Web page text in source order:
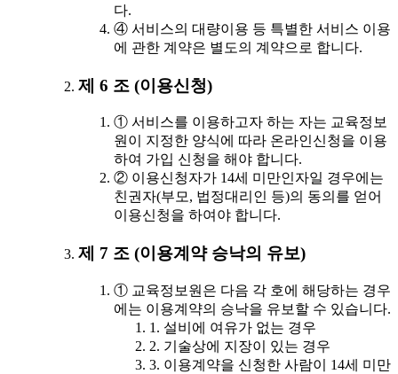
다.
④ 서비스의 대량이용 등 특별한 서비스 이용
에 관한 계약은 별도의 계약으로 합니다.
제 6 조 (이용신청)
① 서비스를 이용하고자 하는 자는 교육정보
원이 지정한 양식에 따라 온라인신청을 이용
하여 가입 신청을 해야 합니다.
② 이용신청자가 14세 미만인자일 경우에는
친권자(부모, 법정대리인 등)의 동의를 얻어
이용신청을 하여야 합니다.
제 7 조 (이용계약 승낙의 유보)
① 교육정보원은 다음 각 호에 해당하는 경우
에는 이용계약의 승낙을 유보할 수 있습니다.
1. 설비에 여유가 없는 경우
2. 기술상에 지장이 있는 경우
3. 이용계약을 신청한 사람이 14세 미만